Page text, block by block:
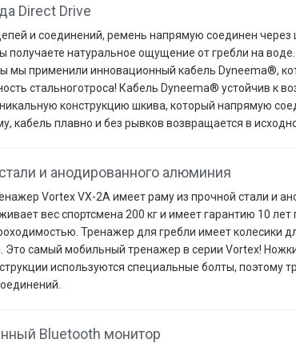
Direct Drive
и соединений, ремень напрямую соединен
получаете натуральное ощущение от гребли на
мы применили инновационный кабель Dyneema®,
стальноготроса! Кабель Dyneema® устойчив к
конструкцию шкива, который напрямую
кабель плавно и без рывков возвращается в
и анодированного алюминия
Vortex VX-2А имеет раму из прочной стали и
вес спортсмена 200 кг и имеет гарантию 10
Тренажер для гребли имеет колесики
Это самый мобильный тренажер в серии Vortex!
используются специальные болты, поэтому
Bluetooth монитор